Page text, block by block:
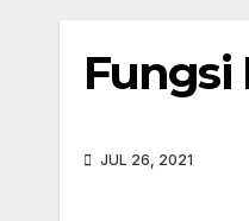
Fungsi
JUL 26, 2021